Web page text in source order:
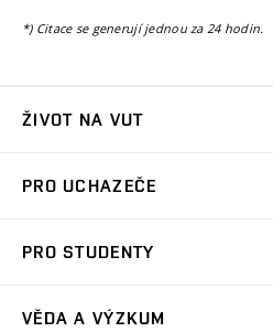
*) Citace se generují jednou za 24 hodin.
ŽIVOT NA VUT
Koleje
Sport na VUT
PRO UCHAZEČE
Dny otevřených dveří
PRO STUDENTY
VĚDA A VÝZKUM